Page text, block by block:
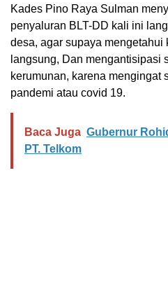
Kades Pino Raya Sulman
penyaluran BLT-DD kali ini
desa, agar supaya mengetahui
langsung, Dan mengantisipasi
kerumunan, karena mengingat
pandemi atau covid 19.
Baca Juga Gubernur
PT. Telkom